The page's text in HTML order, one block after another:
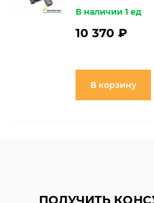
В наличии 1 ед
10 370 ₽
В корзину
ПОЛУЧИТЬ